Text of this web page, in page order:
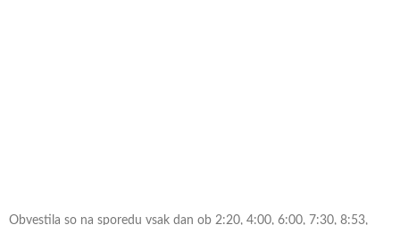
Obvestila so na sporedu vsak dan ob 2:20, 4:00, 6:00, 7:30, 8:53,